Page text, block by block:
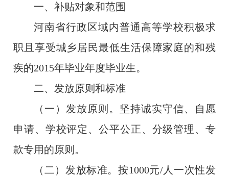
一、补贴对象和范围
河南省行政区域内普通高等学校积极求
职且享受城乡居民最低生活保障家庭的和残
疾的2015年毕业年度毕业生。
二、发放原则和标准
（一）发放原则。坚持诚实守信、自愿
申请、学校评定、公平公正、分级管理、专
款专用的原则。
（二）发放标准。按1000元/人一次性发